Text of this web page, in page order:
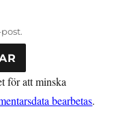
för att minska
bearbetas.